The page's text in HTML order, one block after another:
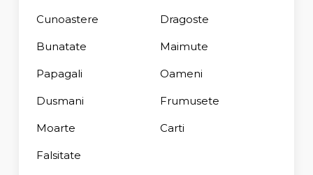
Cunoastere Dragoste
Bunatate Maimute
Papagali Oameni
Dusmani Frumusete
Moarte Carti
Falsitate